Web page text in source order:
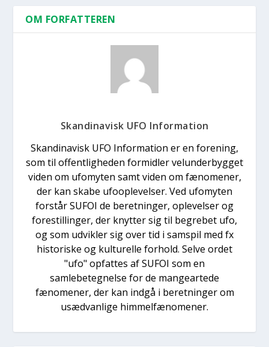
OM FORFATTEREN
Skandinavisk UFO Information
Skandinavisk UFO Information er en forening,
som til offentligheden formidler velunderbygget
viden om ufomyten samt viden om fænomener,
der kan skabe ufooplevelser. Ved ufomyten
forstår SUFOI de beretninger, oplevelser og
forestillinger, der knytter sig til begrebet ufo,
og som udvikler sig over tid i samspil med fx
historiske og kulturelle forhold. Selve ordet
"ufo" opfattes af SUFOI som en
samlebetegnelse for de mangeartede
fænomener, der kan indgå i beretninger om
usædvanlige himmelfænomener.